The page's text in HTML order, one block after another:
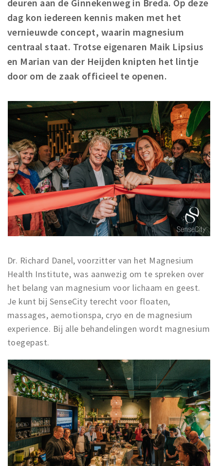
Woonruimte
Inschrijven gemeente
Zorgverzekering
Huisarts en eerste hulp
Q&A
Breda Student Shop
Draai aan het rad!
VRIJE TIJD
Sport
Nieuws
Agenda
Bezienswaardigheden
Musea, theaters & podia
Studentenroutes
Natuurgebieden
Party pics
Eten
Drinken
Slapen
Winkels
Winkelgebieden
Deals
Parkeren
Inloggen
deuren aan de Ginnekenweg in Breda. Op deze
dag kon iedereen kennis maken met het
vernieuwde concept, waarin magnesium
centraal staat. Trotse eigenaren Maik Lipsius
en Marian van der Heijden knipten het lintje
door om de zaak officieel te openen.
Dr. Richard Danel, voorzitter van het Magnesium
Health Institute, was aanwezig om te spreken over
het belang van magnesium voor lichaam en geest.
Je kunt bij SenseCity terecht voor floaten,
massages, aemotionspa, cryo en de magnesium
experience. Bij alle behandelingen wordt magnesium
toegepast.